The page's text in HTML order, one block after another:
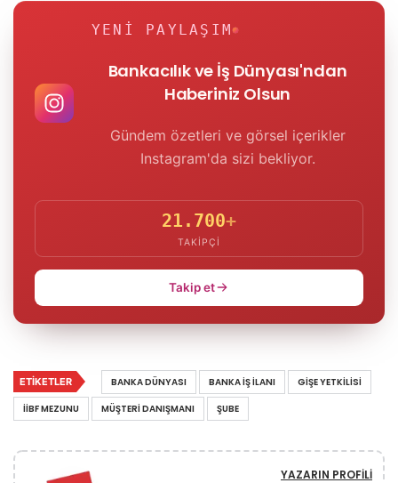
YENI PAYLAŞIM
Bankacılık ve İş Dünyası'ndan
Haberiniz Olsun
Gündem özetleri ve görsel içerikler
Instagram'da sizi bekliyor.
21.700+
TAKIPÇI
Takip et
ETIKETLER BANKA DÜNYASI BANKA IŞ ILANI
GIŞE YETKILISI
İİBF MEZUNU
MÜŞTERI DANIŞMANI ŞUBE
YAZARIN PROFILI